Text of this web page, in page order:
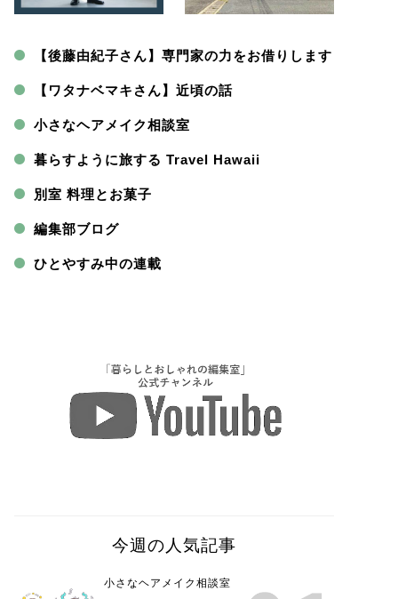
【後藤由紀子さん】専門家の力をお借りします
【ワタナベマキさん】近頃の話
小さなヘアメイク相談室
暮らすように旅する Travel Hawaii
別室 料理とお菓子
編集部ブログ
ひとやすみ中の連載
今週の人気記事
小さなヘアメイク相談室